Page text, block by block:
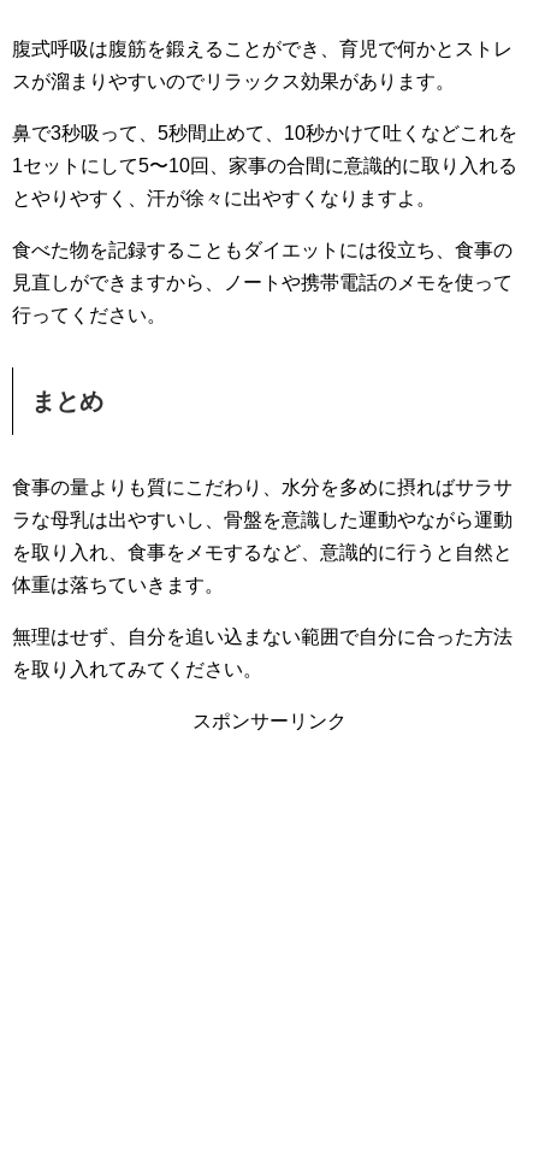
腹式呼吸は腹筋を鍛えることができ、育児で何かとストレ
スが溜まりやすいのでリラックス効果があります。
鼻で3秒吸って、5秒間止めて、10秒かけて吐くなどこれを
1セットにして5〜10回、家事の合間に意識的に取り入れる
とやりやすく、汗が徐々に出やすくなりますよ。
食べた物を記録することもダイエットには役立ち、食事の
見直しができますから、ノートや携帯電話のメモを使って
行ってください。
まとめ
食事の量よりも質にこだわり、水分を多めに摂ればサラサ
ラな母乳は出やすいし、骨盤を意識した運動やながら運動
を取り入れ、食事をメモするなど、意識的に行うと自然と
体重は落ちていきます。
無理はせず、自分を追い込まない範囲で自分に合った方法
を取り入れてみてください。
スポンサーリンク